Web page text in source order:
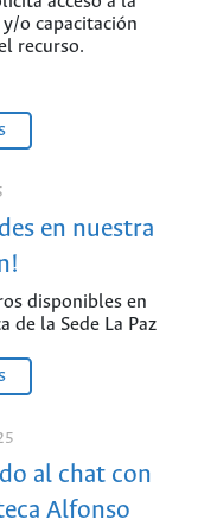
o capacitación
recurso.
en nuestra
disponibles en
de la Sede La Paz
al chat con
Alfonso